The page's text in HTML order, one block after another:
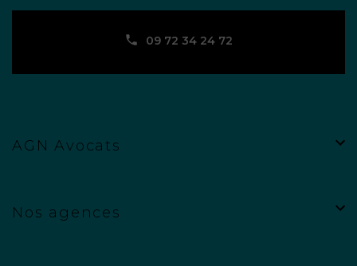
09 72 34 24 72
AGN Avocats
Nos agences